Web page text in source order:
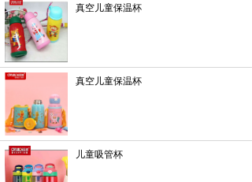
真空儿童保温杯
真空儿童保温杯
儿童吸管杯